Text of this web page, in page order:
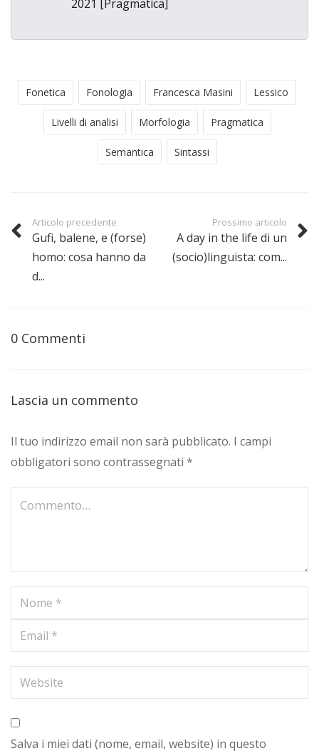
2021 [Pragmatica]
Fonetica Fonologia Francesca Masini Lessico
Livelli di analisi Morfologia Pragmatica
Semantica Sintassi
Articolo precedente
Gufi, balene, e (forse)
homo: cosa hanno da
d...
Prossimo articolo
A day in the life di un
(socio)linguista: com...
0 Commenti
Lascia un commento
Il tuo indirizzo email non sarà pubblicato. I campi
obbligatori sono contrassegnati *
Salva i miei dati (nome, email, website) in questo